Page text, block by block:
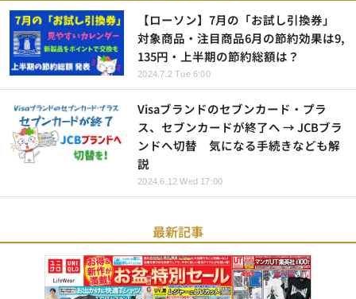
【ローソン】7月の「お試し引換券」
対象商品・注目商品6月の節約効果は9,
135円・上半期の節約総額は？
2024.7.2 Tue 6:00
Visaブランドのセブンカード・プラ
ス、セブンカードが終了へ → JCBブラ
ンドへ切替 気になる手続きなども解
説
2024.6.12 Wed 17:00
最新記事